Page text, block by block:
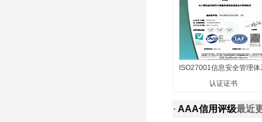
ISO27001信息安全管理体
认证证书
· AAA信用评级最近